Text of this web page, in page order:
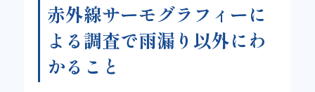
赤外線サーモグラフィーに
よる調査で雨漏り以外にわ
かること